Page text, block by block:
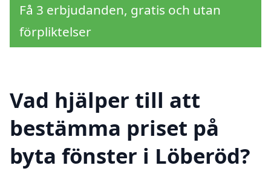
Få 3 erbjudanden, gratis och utan
förpliktelser
Vad hjälper till att
bestämma priset på
byta fönster i Löberöd?